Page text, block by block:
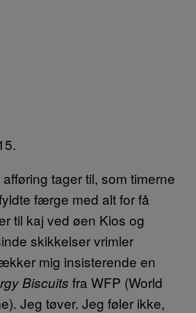
tager til, som timerne
færge med alt for få
til kaj ved øen Kios og
skikkelser vrimler
mig insisterende en
Biscuits fra WFP (World
Jeg tøver. Jeg føler ikke,